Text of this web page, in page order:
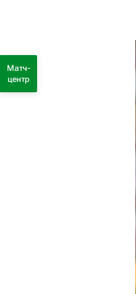
Матч-
центр